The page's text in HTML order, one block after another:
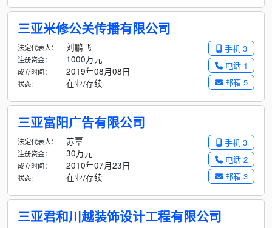
三亚米修公关传播有限公司
手机 3
电话 1
邮箱 5
法定代表人： 刘鹏飞
注册资金： 1000万元
成立时间： 2019年08月08日
状态: 在业/存续
三亚富阳广告有限公司
手机 3
电话 2
邮箱 3
法定代表人： 苏覃
注册资金： 30万元
成立时间： 2010年07月23日
状态: 在业/存续
三亚君和川越装饰设计工程有限公司